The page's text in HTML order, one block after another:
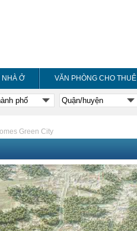
NHÀ Ở VĂN PHÒNG CHO THUÊ
Green City